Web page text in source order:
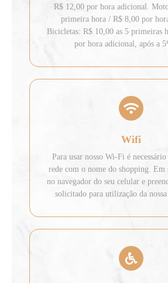
R$ 12,00 por hora adicional.
primeira hora / R$ 8,00 por
Bicicletas: R$ 10,00 as 5 primeiras
por hora adicional, após a
Wifi
Para usar nosso Wi-Fi é necessário
rede com o nome do shopping. Em
no navegador do seu celular e
solicitado para utilização da